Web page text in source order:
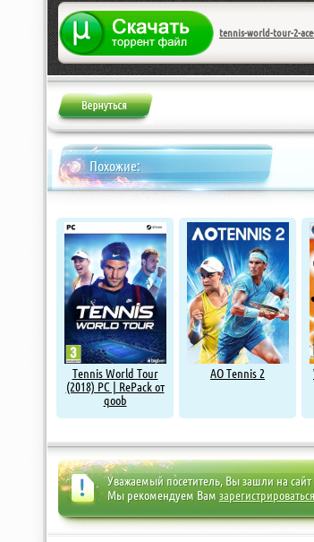
Жалоба
tennis-world-tour-2-
Похожие:
Tennis World Tour
(2018) PC | RePack от
qoob
AO Tennis 2
Уважаемый посетитель, Вы зашли на сайт
Мы рекомендуем Вам зарегистрироваться